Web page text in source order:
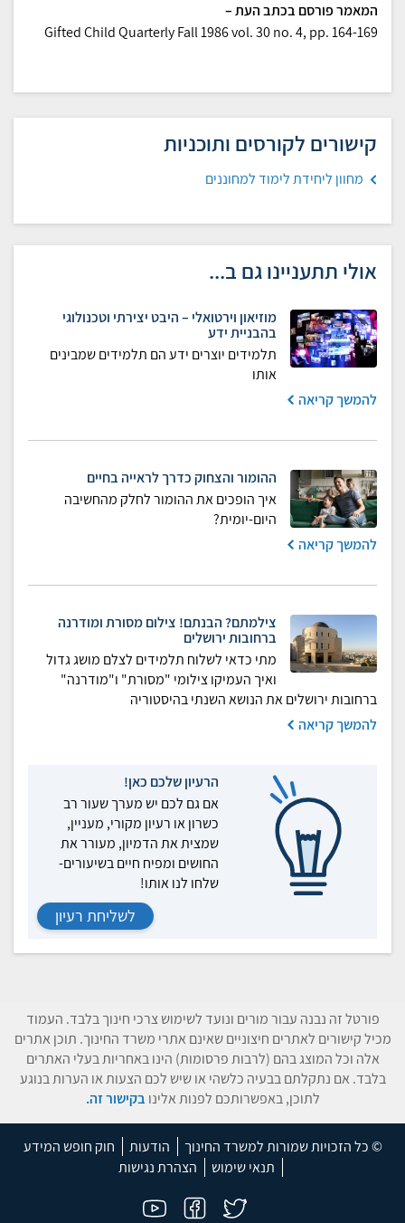
המאמר פורסם בכתב העת –
Gifted Child Quarterly Fall 1986 vol. 30 no. 4, pp. 164-169
קישורים לקורסים ותוכניות
מחוון ליחידת לימוד למחוננים
אולי תתעניינו גם ב...
מוזיאון וירטואלי – היבט יצירתי וטכנולוגי
בהבניית ידע
תלמידים יוצרים ידע הם תלמידים שמבינים
אותו
להמשך קריאה
ההומור והצחוק כדרך לראייה בחיים
איך הופכים את ההומור לחלק מהחשיבה
היום-יומית?
להמשך קריאה
צילמתם? הבנתם! צילום מסורת ומודרנה
ברחובות ירושלים
מתי כדאי לשלוח תלמידים לצלם מושג גדול
ואיך העמיקו צילומי "מסורת" ו"מודרנה"
ברחובות ירושלים את הנושא השנתי בהיסטוריה
להמשך קריאה
הרעיון שלכם כאן!
אם גם לכם יש מערך שעור רב
כשרון או רעיון מקורי, מעניין,
שמצית את הדמיון, מעורר את
החושים ומפיח חיים בשיעורים-
שלחו לנו אותו!
לשליחת רעיון
פורטל זה נבנה עבור מורים ונועד לשימוש צרכי חינוך בלבד. העמוד
מכיל קישורים לאתרים חיצוניים שאינם אתרי משרד החינוך. תוכן אתרים
אלה וכל המוצג בהם (לרבות פרסומות) הינו באחריות בעלי האתרים
בלבד. אם נתקלתם בבעיה כלשהי או שיש לכם הצעות או הערות בנוגע
לתוכן, באפשרותכם לפנות אלינו בקישור זה.
© כל הזכויות שמורות למשרד החינוך הודעות
חוק חופש המידע
תנאי שימוש
הצהרת נגישות